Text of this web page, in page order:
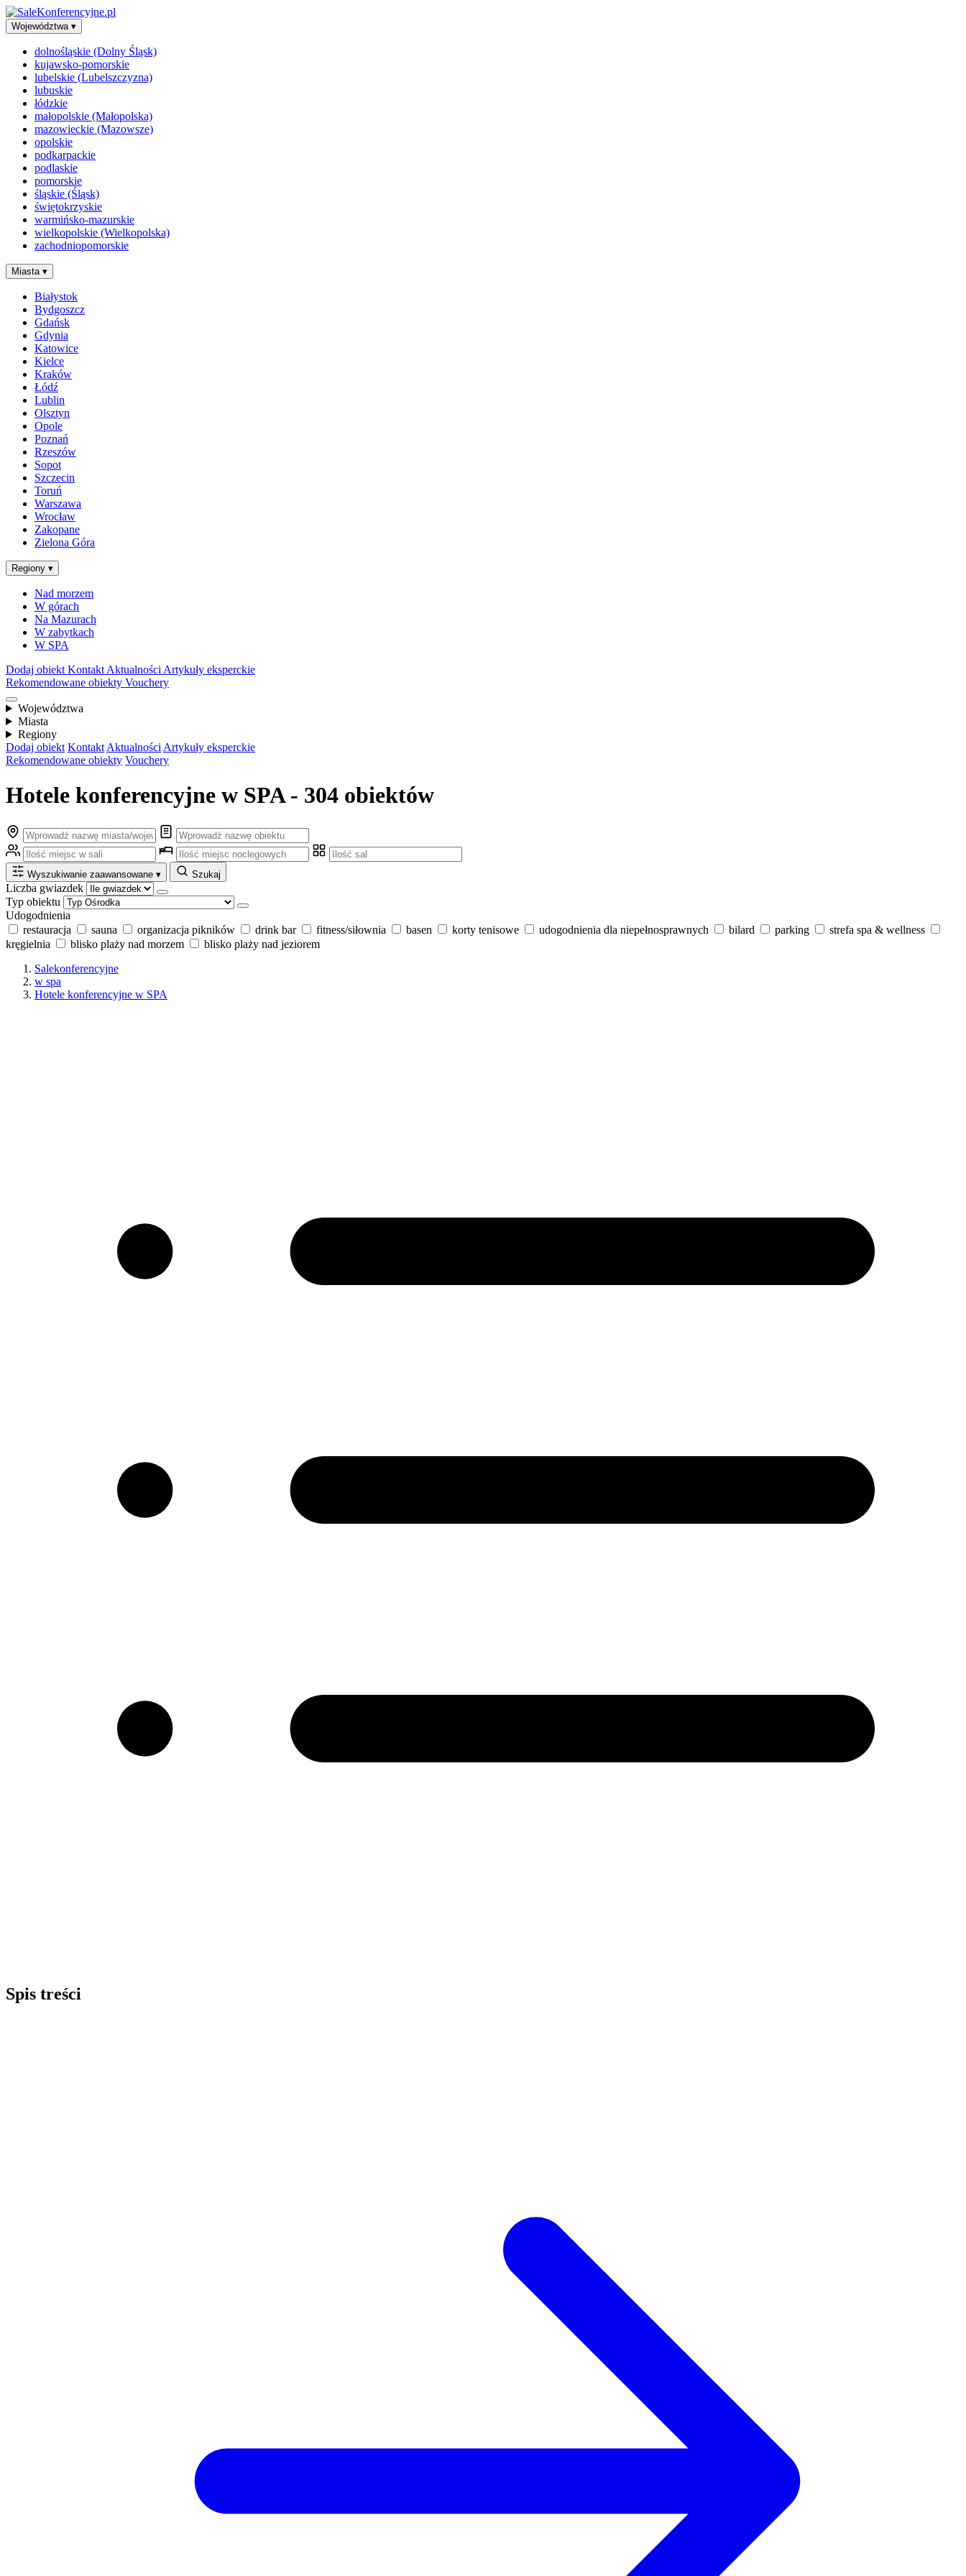
Województwa ▾
dolnośląskie (Dolny Śląsk)
kujawsko-pomorskie
lubelskie (Lubelszczyzna)
lubuskie
łódzkie
małopolskie (Małopolska)
mazowieckie (Mazowsze)
opolskie
podkarpackie
podlaskie
pomorskie
śląskie (Śląsk)
świętokrzyskie
warmińsko-mazurskie
wielkopolskie (Wielkopolska)
zachodniopomorskie
Miasta ▾
Białystok
Bydgoszcz
Gdańsk
Gdynia
Katowice
Kielce
Kraków
Łódź
Lublin
Olsztyn
Opole
Poznań
Rzeszów
Sopot
Szczecin
Toruń
Warszawa
Wrocław
Zakopane
Zielona Góra
Regiony ▾
Nad morzem
W górach
Na Mazurach
W zabytkach
W SPA
Dodaj obiekt Kontakt Aktualności Artykuły eksperckie
Rekomendowane obiekty Vouchery
Województwa
Miasta
Regiony
Dodaj obiekt Kontakt Aktualności Artykuły eksperckie
Rekomendowane obiekty Vouchery
Hotele konferencyjne w SPA - 304 obiektów
Wyszukiwanie zaawansowane ▾ Szukaj
Liczba gwiazdek
Typ obiektu
Udogodnienia
restauracja
sauna organizacja pikników drink bar fitness/siłownia basen korty tenisowe udogodnienia dla niepełnosprawnych bilard parking
strefa spa & wellness
kręgielnia
blisko plaży nad morzem
blisko plaży nad jeziorem
Salekonferencyjne
w spa
Hotele konferencyjne w SPA
Spis treści